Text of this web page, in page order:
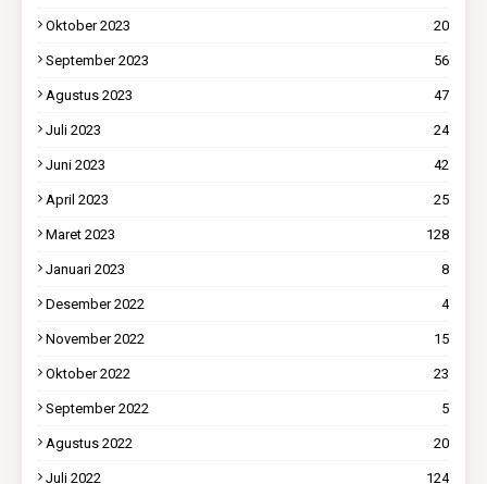
Oktober 2023 20
September 2023 56
Agustus 2023 47
Juli 2023 24
Juni 2023 42
April 2023 25
Maret 2023 128
Januari 2023 8
Desember 2022 4
November 2022 15
Oktober 2022 23
September 2022 5
Agustus 2022 20
Juli 2022 124